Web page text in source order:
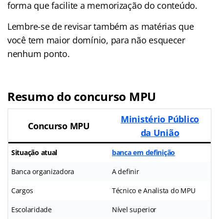
forma que facilite a memorização do conteúdo.
Lembre-se de revisar também as matérias que
você tem maior domínio, para não esquecer
nenhum ponto.
Resumo do concurso MPU
Concurso MPU
Ministério Público
da União
Situação atual banca em definição
Banca organizadora A definir
Cargos Técnico e Analista do MPU
Escolaridade Nível superior